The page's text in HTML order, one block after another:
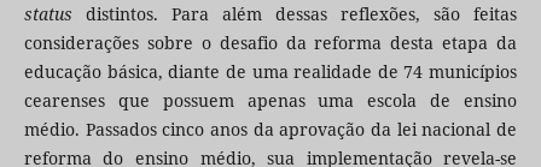
status distintos. Para além dessas reflexões, são feitas
considerações sobre o desafio da reforma desta etapa da
educação básica, diante de uma realidade de 74 municípios
cearenses que possuem apenas uma escola de ensino
médio. Passados cinco anos da aprovação da lei nacional de
reforma do ensino médio, sua implementação revela-se